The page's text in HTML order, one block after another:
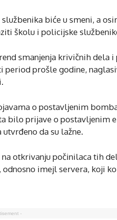
biće u smeni, a
školu i policijske
smanjenja krivičnih dela
period prošle godine,
o postavljenim
bilo prijave o postavljenim
da su lažne.
otkrivanju počinilaca tih
imejl servera, koji
-